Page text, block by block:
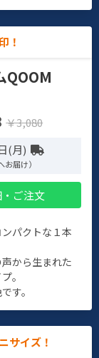
！
QOOM
￥3,080
(月)
届け）
ご注文
パクトな１本
から生まれた
。
す。
サイズ！